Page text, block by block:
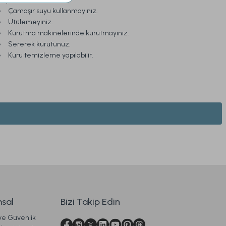
Çamaşır suyu kullanmayınız.
Ütülemeyiniz.
Kurutma makinelerinde kurutmayınız.
Sererek kurutunuz.
Kuru temizleme yapılabilir.
Ücretsiz Kargo
Güvenlik
Bizi Takip Edin